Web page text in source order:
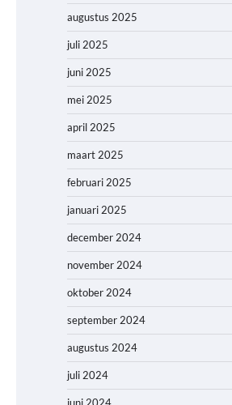
augustus 2025
juli 2025
juni 2025
mei 2025
april 2025
maart 2025
februari 2025
januari 2025
december 2024
november 2024
oktober 2024
september 2024
augustus 2024
juli 2024
juni 2024